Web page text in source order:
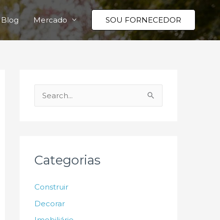
Blog Mercado SOU FORNECEDOR
e
i
r
Categorias
Construir
Decorar